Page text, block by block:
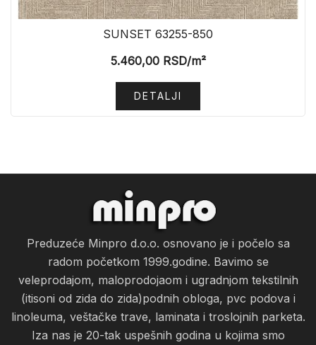
SUNSET 63255-850
5.460,00RSD/m²
DETALJI
Preduzeće Minpro d.o.o. osnovano je i počelo sa
radom početkom 1999.godine. Bavimo se
veleprodajom, maloprodojaom i ugradnjom tekstilnih
(itisoni od zida do zida)podnih obloga, pvc podova i
linoleuma, veštačke trave, laminata i troslojnih parketa.
Iza nas je 20-tak uspešnih godina u kojima smo